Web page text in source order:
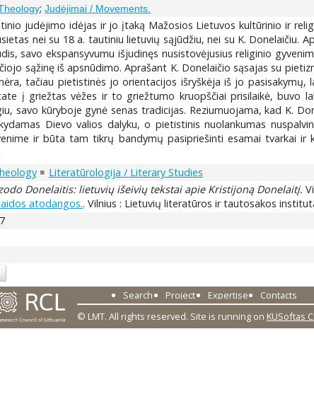
;Judėjimai / Movements.
judėjimo idėjas ir jo įtaką Mažosios Lietuvos kultūrinio ir
nei su 18 a. tautiniu lietuvių sąjūdžiu, nei su K.
savo ekspansyvumu išjudinęs nusistovėjusius religinio
sąžinę iš apsnūdimo. Aprašant K. Donelaičio sąsajas su
tačiau pietistinės jo orientacijos išryškėja iš jo pasisakymų,
į griežtas vėžes ir to griežtumo kruopščiai prisilaikė, buvo
savo kūryboje gynė senas tradicijas. Reziumuojama, kad K.
Dievo valios dalyku, o pietistinis nuolankumas
ir būta tam tikrų bandymų pasipriešinti esamai tvarkai
Literatūrologija / Literary Studies
Donelaitis: lietuvių išeivių tekstai apie Kristijoną Donelaitį.
atodangos.. Vilnius : Lietuvių literatūros ir tautosakos
Search Project Expertise
Contacts
© LMT. All rights reserved. Site is running on KUSoftas